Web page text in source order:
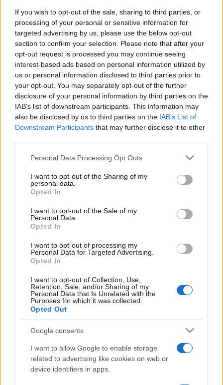
If you wish to opt-out of the sale, sharing to third parties, or
processing of your personal or sensitive information for
targeted advertising by us, please use the below opt-out
section to confirm your selection. Please note that after your
opt-out request is processed you may continue seeing
interest-based ads based on personal information utilized by
us or personal information disclosed to third parties prior to
your opt-out. You may separately opt-out of the further
disclosure of your personal information by third parties on the
IAB’s list of downstream participants. This information may
also be disclosed by us to third parties on the IAB’s List of
Downstream Participants that may further disclose it to other
Please note that this website/app uses one or more Google
not limited to your visit or usage behaviour. You may click to
grant or deny consent to Google and its third-party tags to
use your data for below specified purposes in below Google
consent section.
Personal Data Processing Opt Outs
I want to opt-out of the Sharing of my
personal data.
Opted In
I want to opt-out of the Sale of my
Personal Data.
Opted In
I want to opt-out of processing my
Personal Data for Targeted Advertising.
Opted In
I want to opt-out of Collection, Use,
Retention, Sale, and/or Sharing of my
Personal Data that Is Unrelated with the
Purposes for which it was collected.
Opted Out
Google consents
I want to allow Google to enable storage
related to advertising like cookies on web or
device identifiers in apps.
Continua a leggere